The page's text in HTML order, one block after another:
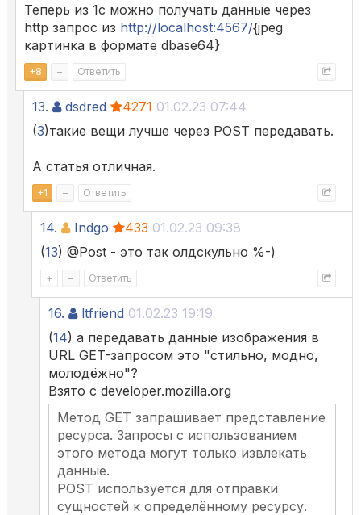
Теперь из 1с можно получать данные через
http запрос из http://localhost:4567/{jpeg
картинка в формате dbase64}
+8 – Ответить
13. dsdred 4271 01.02.23 07:44
(3)такие вещи лучше через POST передавать.
А статья отличная.
+1 – Ответить
14. Indgo 433 01.02.23 09:38
(13) @Post - это так олдскульно %-)
+ – Ответить
16. ltfriend 01.02.23 19:19
(14) а передавать данные изображения в
URL GET-запросом это "стильно, модно,
молодёжно"?
Взято с developer.mozilla.org
Метод GET запрашивает представление
ресурса. Запросы с использованием
этого метода могут только извлекать
данные.
POST используется для отправки
сущностей к определённому ресурсу.